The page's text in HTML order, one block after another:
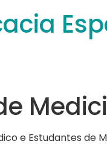
e Estudantes de